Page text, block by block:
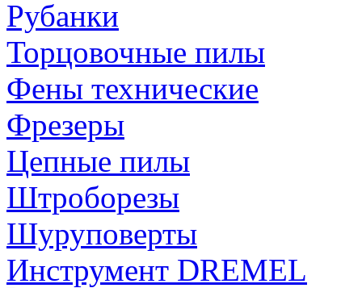
Рубанки
Торцовочные пилы
Фены технические
Фрезеры
Цепные пилы
Штроборезы
Шуруповерты
Инструмент DREMEL